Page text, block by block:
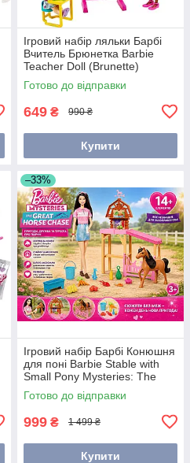
Ігровий набір ляльки Барбі
Вчитель Брюнетка Barbie
Teacher Doll (Brunette)
HCN20
Готово до відправки
649 ₴ 990 ₴
Купити
–33%
Ігровий набір Барбі Конюшня
для поні Barbie Stable with
Small Pony Mysteries: The
Great Horse Chase (HXJ40)
Готово до відправки
999 ₴ 1 499 ₴
Купити